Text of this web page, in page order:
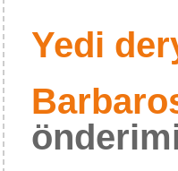
Yedi